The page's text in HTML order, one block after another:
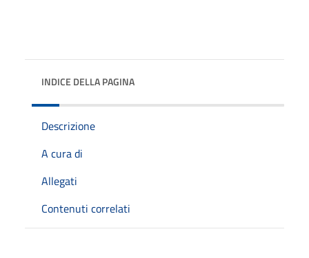
INDICE DELLA PAGINA
Descrizione
A cura di
Allegati
Contenuti correlati